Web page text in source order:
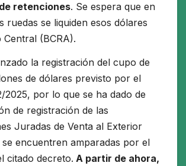
retenciones. Se espera que en
ruedas se liquiden esos dólares
(BCRA).
la registración del cupo de
de dólares previsto por el
2025, por lo que se ha dado de
de registración de las
Juradas de Venta al Exterior
se encuentren amparadas por el
citado decreto. A partir de ahora,